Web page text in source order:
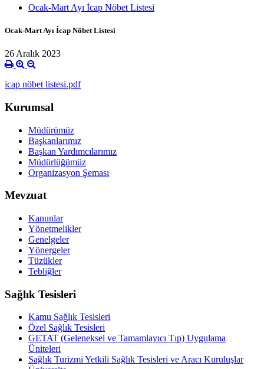
Ocak-Mart Ayı İcap Nöbet Listesi
Ocak-Mart Ayı İcap Nöbet Listesi
26 Aralık 2023
icap nöbet listesi.pdf
Kurumsal
Müdürümüz
Başkanlarımız
Başkan Yardımcılarımız
Müdürlüğümüz
Organizasyon Şeması
Mevzuat
Kanunlar
Yönetmelikler
Genelgeler
Yönergeler
Tüzükler
Tebliğler
Sağlık Tesisleri
Kamu Sağlık Tesisleri
Özel Sağlık Tesisleri
GETAT (Geleneksel ve Tamamlayıcı Tıp) Uygulama
Üniteleri
Sağlık Turizmi Yetkili Sağlık Tesisleri ve Aracı Kuruluşlar